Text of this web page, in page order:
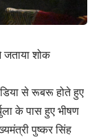
जताया शोक
से रूबरू होते हुए
के पास हुए भीषण
पुष्कर सिंह